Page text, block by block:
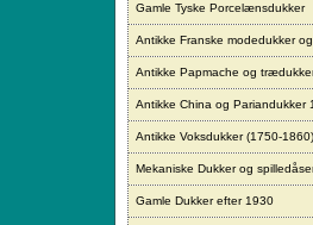
Gamle Tyske Porcelænsdukker
Antikke Franske modedukker
Antikke Papmache og
Antikke China og Pariandukker
Antikke Voksdukker (1750-1860)
Mekaniske Dukker og
Gamle Dukker efter 1930